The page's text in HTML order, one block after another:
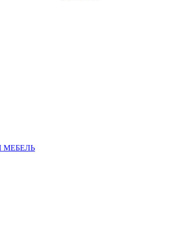
МЕБЕЛЬ